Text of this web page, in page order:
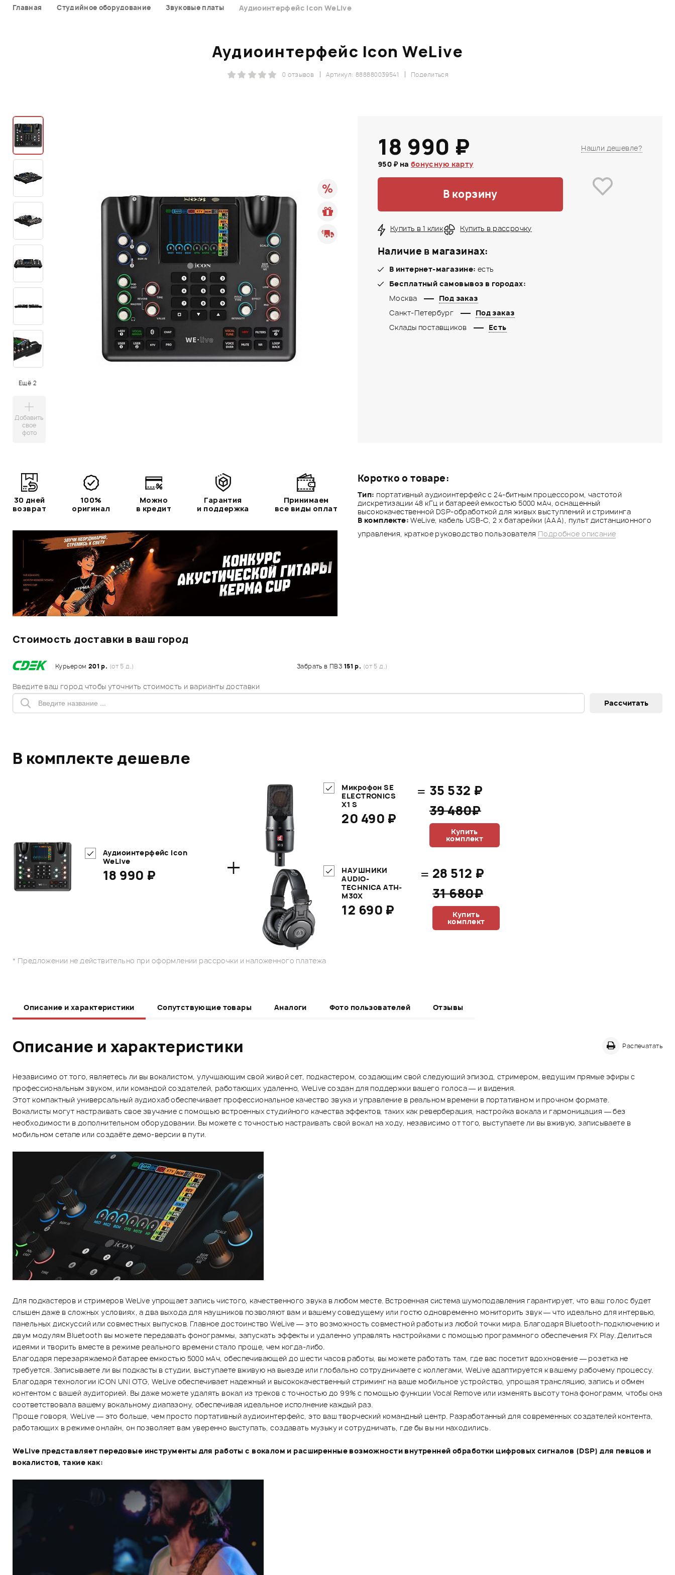
Главная Студийное оборудование Звуковые платы Аудиоинтерфейс Icon WeLive
Аудиоинтерфейс Icon WeLive
Поделиться
Артикул: 888880039541
0 отзывов
Ещё 2
Добавить
свое
фото
Коротко о товаре:
Тип: портативный аудиоинтерфейс с 24-битным процессором, частотой
дискретизации 48 кГц и батареей емкостью 5000 мАч, оснащенный
высококачественной DSP-обработкой для живых выступлений и стриминга
В комплекте:WeLive, кабель USB-C, 2 х батарейки (AAA), пульт дистанционного
управления, краткое руководство пользователя Подробное описание
18 990 ₽
950 ₽ на бонусную карту
Нашли дешевле?
В корзину
Купить в 1 клик Купить в рассрочку
Наличие в магазинах:
В интернет-магазине: есть
Бесплатный самовывоз в городах:
Москва
Под заказ
Санкт-Петербург
Под заказ
Склады поставщиков
Есть
30 дней
возврат
100%
оригинал
Можно
в кредит
Гарантия
и поддержка
Принимаем
все виды оплат
Стоимость доставки в ваш город
Курьером 201 р. (от 5 д.) Забрать в ПВЗ 151 р. (от 5 д.)
Введите ваш город чтобы уточнить стоимость и варианты доставки
В комплекте дешевле
Аудиоинтерфейс Icon
WeLive
18 990 ₽ +
Микрофон SE
ELECTRONICS
X1 S
20 490 ₽
= 35 532 ₽
39 480₽
Купить
комплект
НАУШНИКИ
AUDIO-
TECHNICA ATH-
M30X
12 690 ₽
= 28 512 ₽
31 680₽
Купить
комплект
* Предложении не действительно при оформлении рассрочки и наложенного платежа
Описание и характеристики Сопутствующие товары Аналоги Фото пользователей Отзывы
Описание и характеристики Распечатать
Независимо от того, являетесь ли вы вокалистом, улучшающим свой живой сет, подкастером, создающим свой следующий эпизод, стримером, ведущим прямые эфиры с
профессиональным звуком, или командой создателей, работающих удаленно, WeLive создан для поддержки вашего голоса — и видения.
Этот компактный универсальный аудиохаб обеспечивает профессиональное качество звука и управление в реальном времени в портативном и прочном формате.
Вокалисты могут настраивать свое звучание с помощью встроенных студийного качества эффектов, таких как реверберация, настройка вокала и гармоницация — без
необходимости в дополнительном оборудовании. Вы можете с точностью настраивать свой вокал на ходу, независимо от того, выступаете ли вы вживую, записываете в
мобильном сетапе или создаёте демо-версии в пути.
Для подкастеров и стримеров WeLive упрощает запись чистого, качественного звука в любом месте. Встроенная система шумоподавления гарантирует, что ваш голос будет
слышен даже в сложных условиях, а два выхода для наушников позволяют вам и вашему соведущему или гостю одновременно мониторить звук — что идеально для интервью,
панельных дискуссий или совместных выпусков. Главное достоинство WeLive — это возможность совместной работы из любой точки мира. Благодаря Bluetooth-подключению и
двум модулям Bluetooth вы можете передавать фонограммы, запускать эффекты и удаленно управлять настройками с помощью программного обеспечения FX Play. Делиться
идеями и творить вместе в режиме реального времени стало проще, чем когда-либо.
Благодаря перезаряжаемой батарее емкостью 5000 мАч, обеспечивающей до шести часов работы, вы можете работать там, где вас посетит вдохновение — розетка не
требуется. Записываете ли вы подкасты в студии, выступаете вживую на выезде или глобально сотрудничаете с коллегами, WeLive адаптируется к вашему рабочему процессу.
Благодаря технологии iCON UNI OTG, WeLive обеспечивает надежный и высококачественный стриминг на ваше мобильное устройство, упрощая трансляцию, запись и обмен
контентом с вашей аудиторией. Вы даже можете удалять вокал из треков с точностью до 99% с помощью функции Vocal Remove или изменять высоту тона фонограмм, чтобы она
соответствовала вашему вокальному диапазону, обеспечивая идеальное исполнение каждый раз.
Проще говоря, WeLive — это больше, чем просто портативный аудиоинтерфейс, это ваш творческий командный центр. Разработанный для современных создателей контента,
работающих в режиме онлайн, он позволяет вам уверенно выступать, создавать музыку и сотрудничать, где бы вы ни находились.
WeLive представляет передовые инструменты для работы с вокалом и расширенные возможности внутренней обработки цифровых сигналов (DSP) для певцов и
вокалистов, такие как: